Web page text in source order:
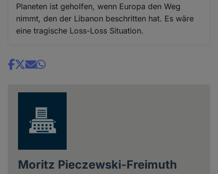
Planeten ist geholfen, wenn Europa den Weg
nimmt, den der Libanon beschritten hat. Es wäre
eine tragische Loss-Loss Situation.
Share
Moritz Pieczewski-Freimuth